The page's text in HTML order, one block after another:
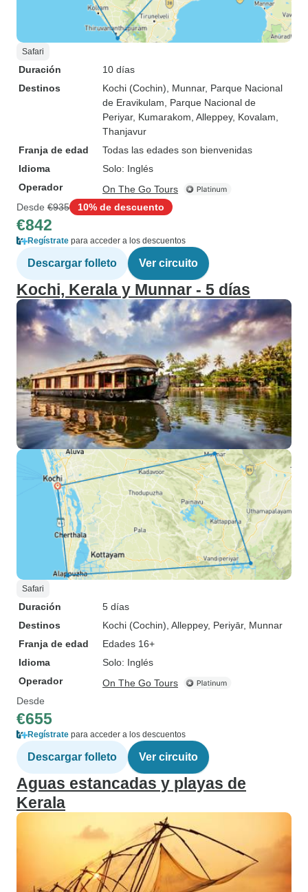
Safari
Duración
10 días
Destinos
Kochi (Cochin) , Munnar, Parque Nacional
de Eravikulam , Parque Nacional de
Periyar, Kumarakom , Alleppey, Kovalam
Thanjavur
Franja de edad
Todas las edades son bienvenidas
Idioma
Solo: Inglés
Operador
On The Go Tours
Desde €935 10% de descuento
€842
Regístrate para acceder a los descuentos
Descargar folleto Ver circuito
Kochi, Kerala y Munnar - 5 días
Safari
Duración
5 días
Destinos
Kochi (Cochin) , Alleppey, Periyār, Munnar
Franja de edad
Edades 16+
Idioma
Solo: Inglés
Operador
On The Go Tours
Desde
€655
Regístrate para acceder a los descuentos
Descargar folleto Ver circuito
Aguas estancadas y playas de
Kerala